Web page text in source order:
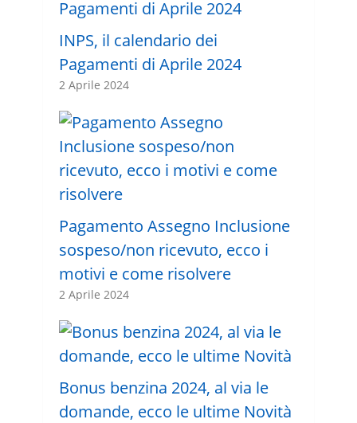
INPS, il calendario dei
Pagamenti di Aprile 2024
2 Aprile 2024
Pagamento Assegno Inclusione
sospeso/non ricevuto, ecco i
motivi e come risolvere
2 Aprile 2024
Bonus benzina 2024, al via le
domande, ecco le ultime Novità